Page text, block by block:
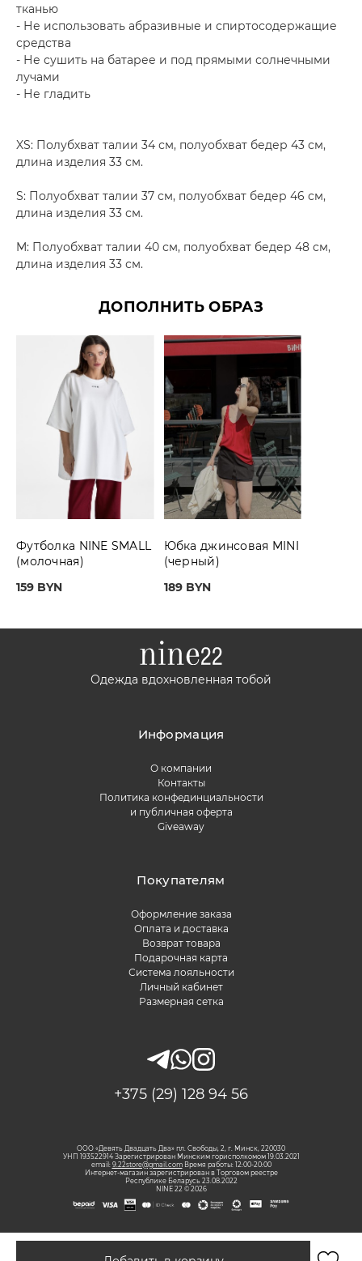
тканью
- Не использовать абразивные и спиртосодержащие
средства
- Не сушить на батарее и под прямыми солнечными
лучами
- Не гладить
XS: Полубхват талии 34 см, полуобхват бедер 43 см,
длина изделия 33 см.
S: Полуобхват талии 37 см, полуобхват бедер 46 см,
длина изделия 33 см.
M: Полуобхват талии 40 см, полуобхват бедер 48 см,
длина изделия 33 см.
ДОПОЛНИТЬ ОБРАЗ
Футболка NINE SMALL
(молочная)
159 BYN
Юбка джинсовая MINI
(черный)
189 BYN
Одежда вдохновленная тобой
Информация
О компании
Контакты
Политика конфединциальности
и публичная оферта
Giveaway
Покупателям
Оформление заказа
Оплата и доставка
Возврат товара
Подарочная карта
Система лояльности
Личный кабинет
Размерная сетка
+375 (29) 128 94 56
ООО «Девять Двадцать Два» пл. Свободы, 2, г. Минск, 220030
УНП 193522914 Зарегистрирован Минским горисполкомом 19.03.2021
email: 9.22store@gmail.comВремя работы: 12:00-20:00
Интернет-магазин зарегистрирован в Торговом реестре
Республике Беларусь 23.08.2022
NINE 22 © 2026